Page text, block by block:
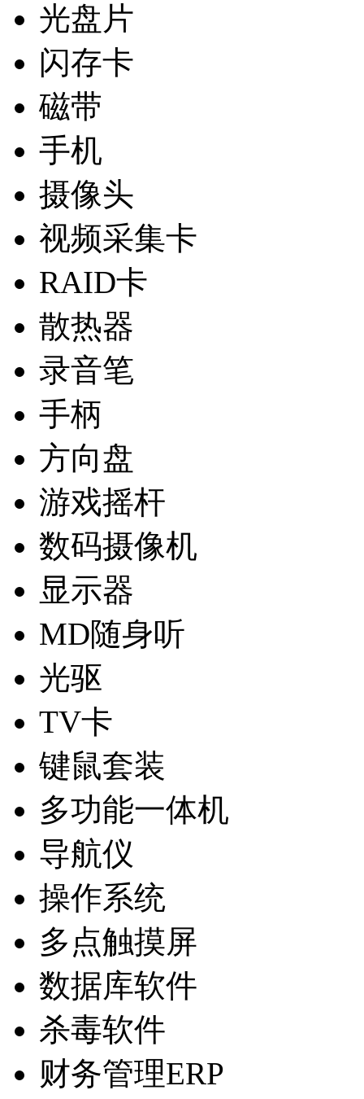
光盘片
闪存卡
磁带
手机
摄像头
视频采集卡
RAID卡
散热器
录音笔
手柄
方向盘
游戏摇杆
数码摄像机
显示器
MD随身听
光驱
TV卡
键鼠套装
多功能一体机
导航仪
操作系统
多点触摸屏
数据库软件
杀毒软件
财务管理ERP